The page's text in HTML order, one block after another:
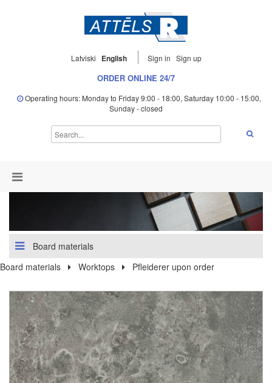
Latviski English Sign in Sign up
ORDER ONLINE 24/7
Operating hours: Monday to Friday 9:00 - 18:00, Saturday 10:00 - 15:00,
Sunday - closed
Board materials
Board materials
Worktops Pfleiderer upon order